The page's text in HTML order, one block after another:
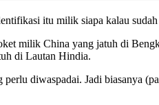
itu milik siapa kalau
milik China yang jatuh di
di Lautan Hindia.
diwaspadai. Jadi biasanya